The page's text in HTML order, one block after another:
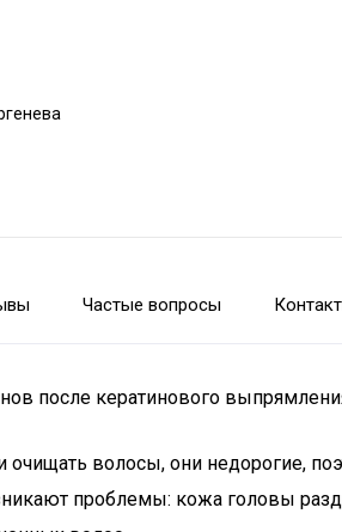
Частые вопросы
после кератинового
волосы, они недорогие,
проблемы: кожа головы